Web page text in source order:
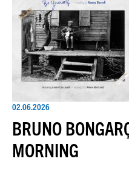
02.06.2026
BRUNO
MORNING